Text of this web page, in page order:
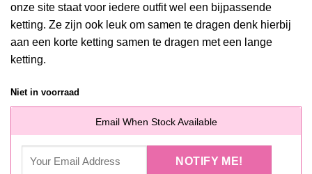
onze site staat voor iedere outfit wel een bijpassende
ketting. Ze zijn ook leuk om samen te dragen denk hierbij
aan een korte ketting samen te dragen met een lange
ketting.
Niet in voorraad
Email When Stock Available